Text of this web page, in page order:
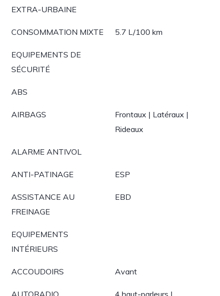
EXTRA-URBAINE
CONSOMMATION MIXTE 5.7 L/100 km
EQUIPEMENTS DE
SÉCURITÉ
ABS
AIRBAGS
Frontaux | Latéraux |
Rideaux
ALARME ANTIVOL
ANTI-PATINAGE ESP
ASSISTANCE AU
FREINAGE
EBD
EQUIPEMENTS
INTÉRIEURS
ACCOUDOIRS Avant
AUTORADIO 4 haut-parleurs |